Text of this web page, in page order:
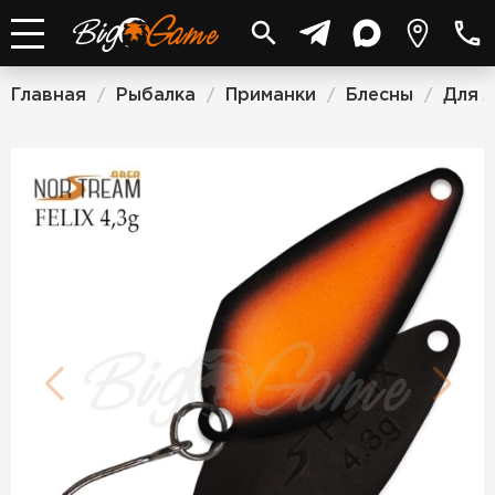
Главная / Рыбалка / Приманки / Блесны / Для